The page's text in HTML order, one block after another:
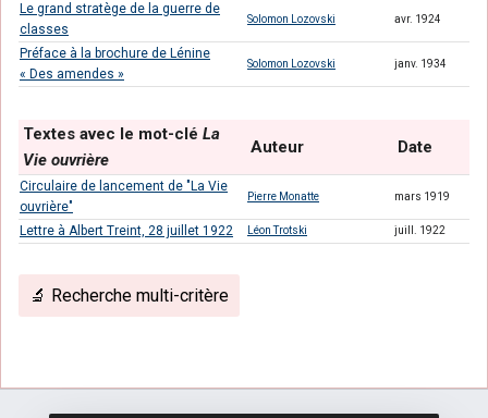
Le grand stratège de la guerre de
classes
Solomon Lozovski avr. 1924
Préface à la brochure de Lénine
« Des amendes »
Solomon Lozovski janv. 1934
Textes avec le mot-clé La
Vie ouvrière
Auteur Date
Circulaire de lancement de "La Vie
ouvrière"
Pierre Monatte mars 1919
Lettre à Albert Treint, 28 juillet 1922 Léon Trotski juill. 1922
🔬 Recherche multi-critère